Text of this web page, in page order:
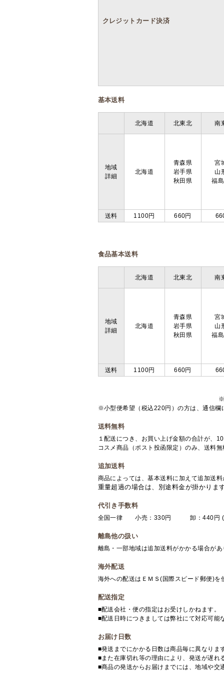
クレジットカード決済
基本送料
北海道 北東北 南
地域
詳細
北海道
青森県
岩手県
秋田県
宮
山
福
送料 1100円 660円
食品基本送料
北海道 北東北 南
地域
詳細
北海道
青森県
岩手県
秋田県
宮
山
福
送料 1100円 660円
※
※小型便希望（税込220円）の方は、通信欄
送料無料
１配送につき、お買い上げ金額の合計が、
コスメ商品（ポスト投函限定）のみ、送料
追加送料
商品によっては、基本送料に加えて追加送
重量超過の場合は、別途料金が掛かりま
代引き手数料
全国一律 小売：330円 卸：440円 (
離島他の扱い
離島・一部地域は追加送料がかかる場合が
海外配送
海外への配送はＥＭＳ(国際スピード郵便)
配送指定
■配送会社・便の指定はお受けしかねます。
■配送日時につきましては弊社にて対応可能
お届け日数
■発送までにかかる日数は商品毎に異なりま
■また在庫切れ等の理由により、発送が遅れ
■商品の発送からお届けまでには、地域や交